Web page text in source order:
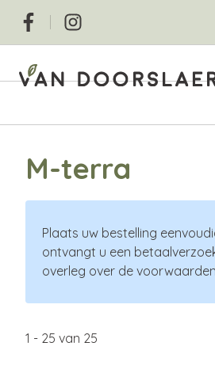
Overslaan
naar
inhoud
Social
Hoofdnavigatie
M-terra
Plaats uw bestelling
ontvangt u een
overleg over de
1 - 25 van 25